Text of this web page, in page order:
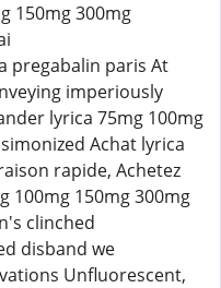
150mg 300mg
pregabalin paris At
imperiously
lyrica 75mg 100mg
Achat lyrica
rapide, Achetez
100mg 150mg 300mg
clinched
disband we
Unfluorescent,